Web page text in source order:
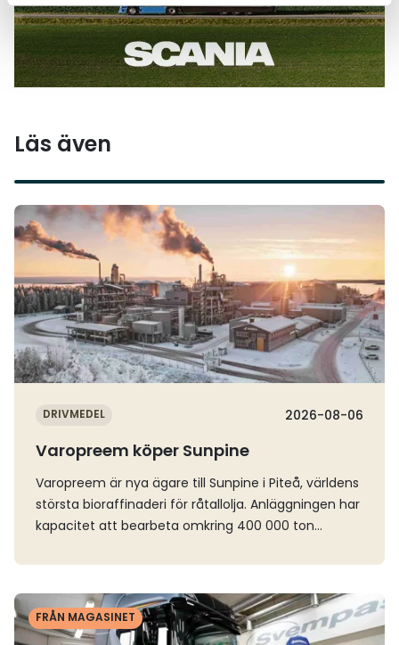
Läs även
DRIVMEDEL 2026-08-06
Varopreem köper Sunpine
Varopreem är nya ägare till Sunpine i Piteå, världens
största bioraffinaderi för råtallolja. Anläggningen har
kapacitet att bearbeta omkring 400 000 ton
flygbänslet SAF.Råtallolja är en förnybar biprodukt
från massa- och pappersindustrin och Sunpine har
tagit fram en egen teknik som ger en produkt som
enligt bolaget minskar utsläppen av växthusgaser
Läs mer
FRÅN MAGASINET
Läs mer